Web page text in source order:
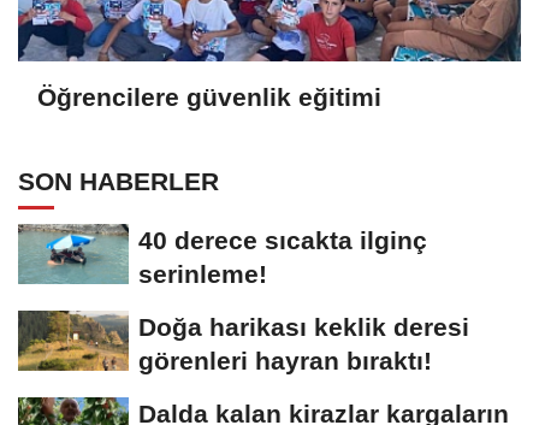
Öğrencilere güvenlik eğitimi
SON HABERLER
40 derece sıcakta ilginç
serinleme!
Doğa harikası keklik deresi
görenleri hayran bıraktı!
Dalda kalan kirazlar kargaların